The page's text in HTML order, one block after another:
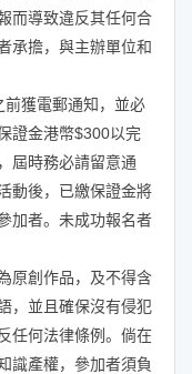
而導致違反其任何合
承擔，與主辦單位和
獲電郵通知，並必
證金港幣$300以完
屆時務必請留意通
動後，已繳保證金將
加者。未成功報名者
原創作品，及不得含
，並且確保沒有侵犯
任何法律條例。倘在
識產權，參加者須負